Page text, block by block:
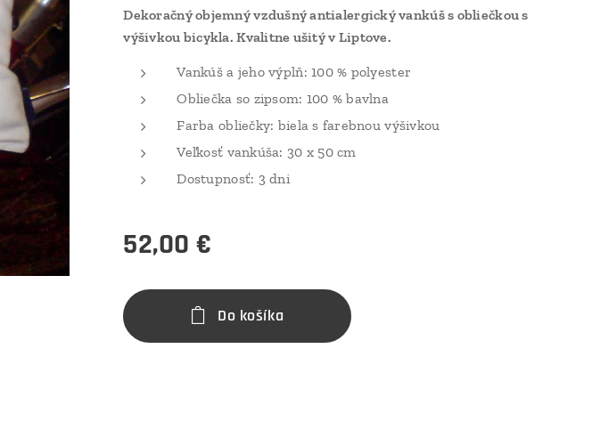
Dekoračný objemný vzdušný antialergický vankúš s obliečkou s
výšivkou bicykla. Kvalitne ušitý v Liptove.
Vankúš a jeho výplň: 100 % polyester
Obliečka so zipsom: 100 % bavlna
Farba obliečky: biela s farebnou výšivkou
Veľkosť vankúša: 30 x 50 cm
Dostupnosť: 3 dni
52,00 €
Do košíka